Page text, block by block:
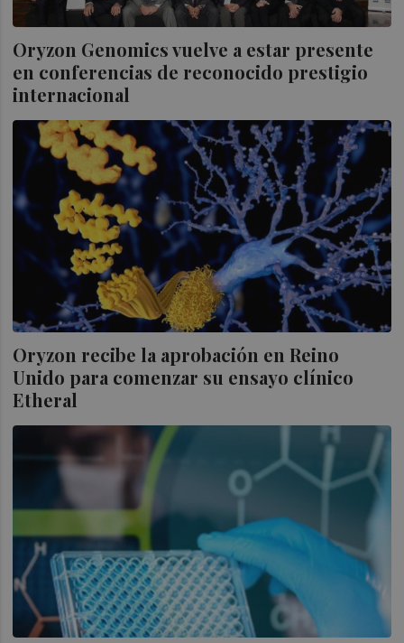
Oryzon Genomics vuelve a estar presente
en conferencias de reconocido prestigio
internacional
Oryzon recibe la aprobación en Reino
Unido para comenzar su ensayo clínico
Etheral